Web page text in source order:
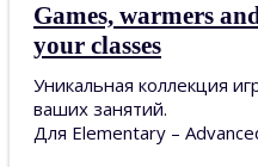
Games, warmers
your classes
Уникальная коллекция
ваших занятий.
Для Elementary –